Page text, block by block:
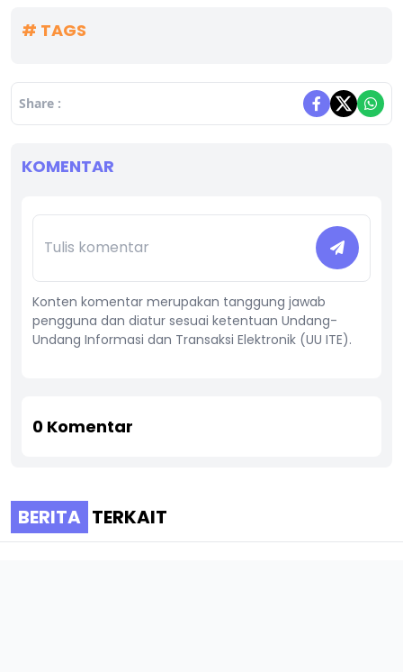
# TAGS
Share :
KOMENTAR
Konten komentar merupakan tanggung jawab
pengguna dan diatur sesuai ketentuan Undang-
Undang Informasi dan Transaksi Elektronik (UU ITE).
0 Komentar
BERITA TERKAIT